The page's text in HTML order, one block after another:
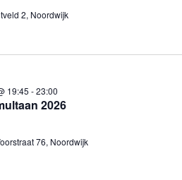
2, Noordwijk
2026
19:45 -23:00
76, Noordwijk